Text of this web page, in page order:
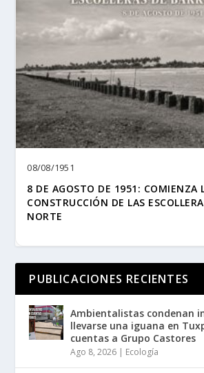
08/08/1951
8 DE AGOSTO DE 1951: COMIENZA
CONSTRUCCIÓN DE LAS
NORTE
PUBLICACIONES RECIENTES
Ambientalistas condenan
llevarse una iguana en
cuentas a Grupo Castores
Ago 8, 2026 | Ecología